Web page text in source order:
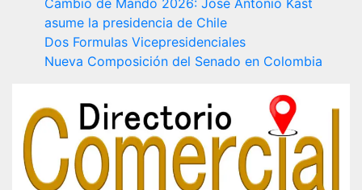
Cambio de Mando 2026: José Antonio Kast
asume la presidencia de Chile
Dos Formulas Vicepresidenciales
Nueva Composición del Senado en Colombia